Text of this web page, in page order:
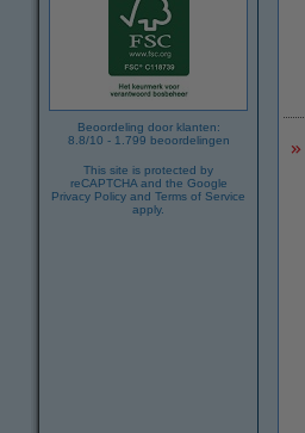
Beoordeling door klanten:
8.8/10 - 1.799 beoordelingen
This site is protected by
reCAPTCHA and the Google
Privacy Policy and Terms of Service
apply.